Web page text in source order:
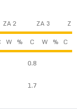
ZA 2 ZA 3
Z
W % C W % C
0.8
1.7